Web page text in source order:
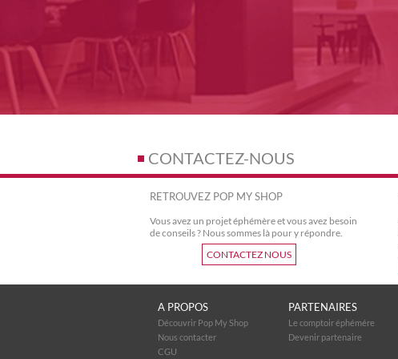
CONTACTEZ-NOUS
RETROUVEZ POP MY SHOP
Vous avez un projet éphémère et vous avez besoin
de conseils ? Nous sommes là pour y répondre.
CONTACTEZ NOUS
A PROPOS
Découvrir Pop My Shop
Nous contacter
CGU
PARTENAIRES
Le comptoir éphémére
Devenir partenaire